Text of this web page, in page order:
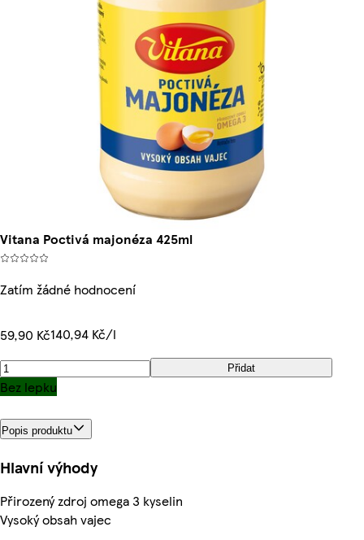
Vitana Poctivá majonéza 425ml
Zatím žádné hodnocení
59,90 Kč140,94 Kč/l
Přidat
Bez lepku
Popis produktu
Hlavní výhody
Přirozený zdroj omega 3 kyselin
Vysoký obsah vajec